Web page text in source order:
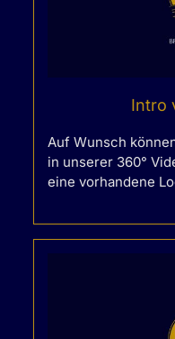
Intro
Auf Wunsch
in unserer 360°
eine vorhandene